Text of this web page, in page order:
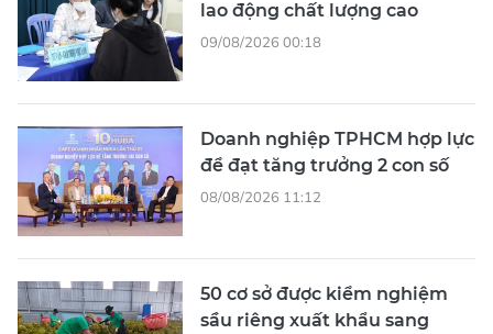
lao động chất lượng cao
09/08/2026 00:18
Doanh nghiệp TPHCM hợp lực
để đạt tăng trưởng 2 con số
08/08/2026 11:12
50 cơ sở được kiểm nghiệm
sầu riêng xuất khẩu sang